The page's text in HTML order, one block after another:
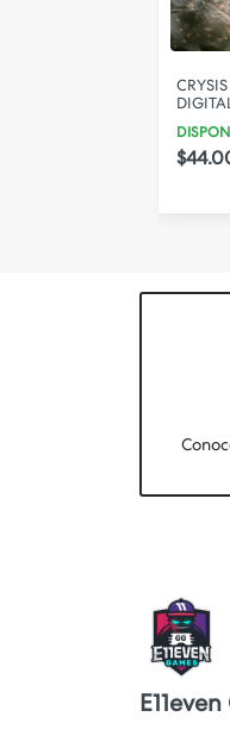
DIGITAL